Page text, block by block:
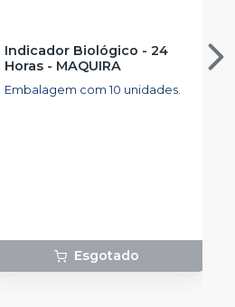
Indicador Biológico - 24
Horas- MAQUIRA
Embalagem com 10 unidades.
Esgotado